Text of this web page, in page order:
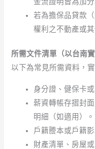
若為擔保品貸款
權利之不動產或
所需文件清單（以台南實
以下為常見所需資料，
身分證、健保卡
薪資轉帳存摺封
明細（如適用）。
戶籍謄本或戶籍影
財產清單、房屋